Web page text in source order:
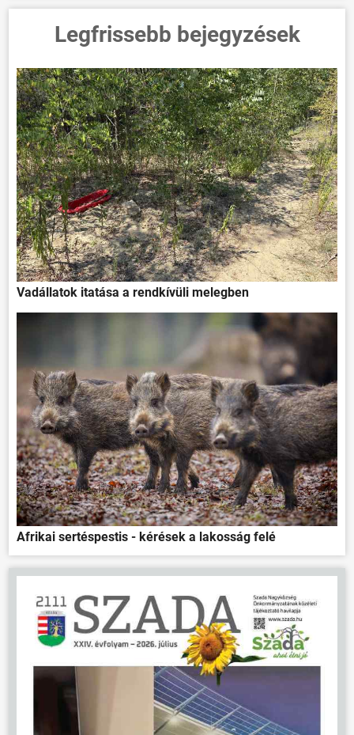
Legfrissebb bejegyzések
Vadállatok itatása a rendkívüli melegben
Afrikai sertéspestis - kérések a lakosság felé